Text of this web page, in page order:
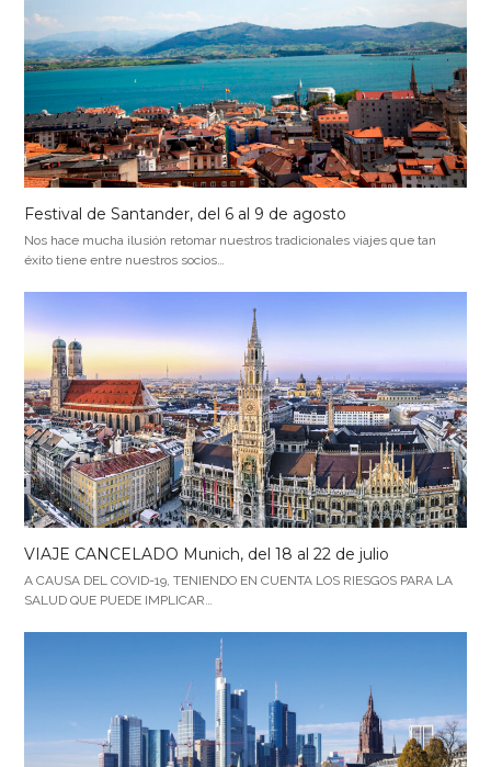
Festival de Santander, del 6 al 9 de agosto
Nos hace mucha ilusión retomar nuestros tradicionales viajes que tan
éxito tiene entre nuestros socios…
VIAJE CANCELADO Munich, del 18 al 22 de julio
A CAUSA DEL COVID-19, TENIENDO EN CUENTA LOS RIESGOS PARA LA
SALUD QUE PUEDE IMPLICAR…